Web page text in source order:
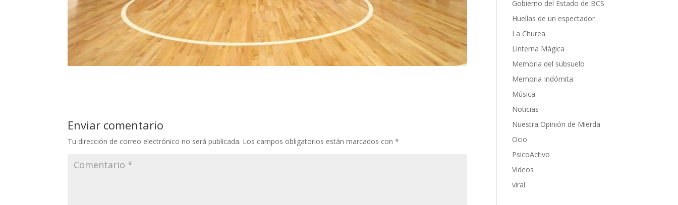
Enviar comentario
Tu dirección de correo electrónico no será publicada. Los campos obligatorios están marcados con*
Gobierno del Estado de BCS
Huellas de un espectador
La Churea
Linterna Mágica
Memoria del subsuelo
Memoria Indómita
Música
Noticias
Nuestra Opinión de Mierda
Ocio
PsicoActivo
Videos
viral